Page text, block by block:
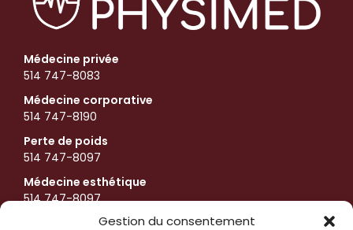
Gestion du consentement
Médecine privée
514 747-8083
Médecine corporative
514 747-8190
Perte de poids
514 747-8097
Médecine esthétique
514 747-8097
Médecine publique